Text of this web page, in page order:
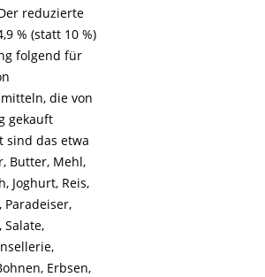
reduzierte
% (statt 10 %)
folgend für
die von
gekauft
sind das etwa
Butter, Mehl,
Joghurt, Reis,
Paradeiser,
Salate,
Erbsen,